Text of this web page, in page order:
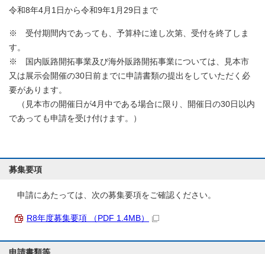
令和8年4月1日から令和9年1月29日まで
※ 受付期間内であっても、予算枠に達し次第、受付を終了しま
す。
※ 国内販路開拓事業及び海外販路開拓事業については、見本市
又は展示会開催の30日前までに申請書類の提出をしていただく必
要があります。
（見本市の開催日が4月中である場合に限り、開催日の30日以内
であっても申請を受け付けます。）
募集要項
申請にあたっては、次の募集要項をご確認ください。
R8年度募集要項 （PDF 1.4MB）